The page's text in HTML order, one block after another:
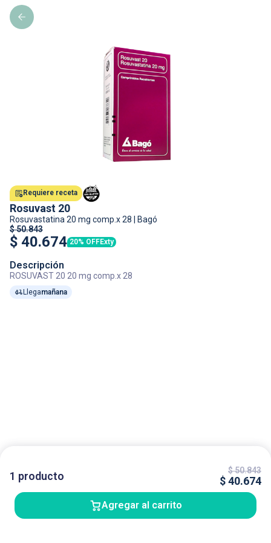
Requiere receta
Rosuvast 20
Rosuvastatina 20 mg comp.x 28
Bagó
$50.843
$ 40.674 20% OFFExty
Descripción
ROSUVAST 20 20 mg comp.x 28
Llegamañana
1 producto $50.843
$40.674
Agregar al carrito